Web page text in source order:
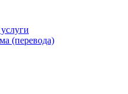
(перевода)